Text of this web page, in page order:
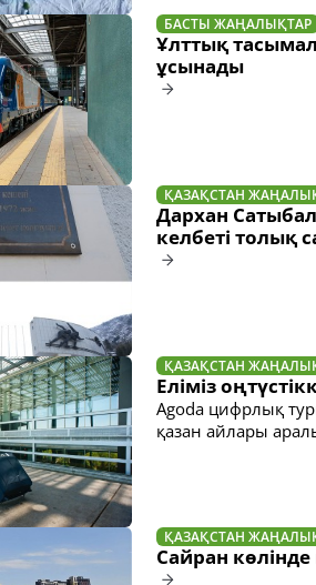
БАСТЫ ЖАҢАЛЫҚТАР
Ұлттық
ұсынады
ҚАЗАҚСТАН
Дархан
келбеті толық
ҚАЗАҚСТАН
Еліміз
Agoda цифрлық
қазан айлары
ҚАЗАҚСТАН
Сайран